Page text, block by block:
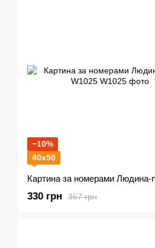
−10%
40х50
367 грн
330 грн